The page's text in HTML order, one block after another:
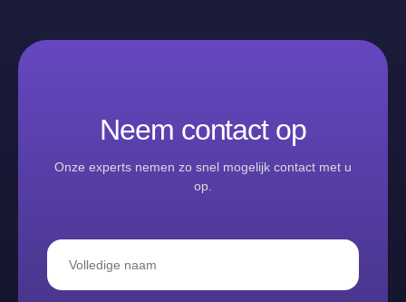
Neem contact op
Onze experts nemen zo snel mogelijk contact met u
op.